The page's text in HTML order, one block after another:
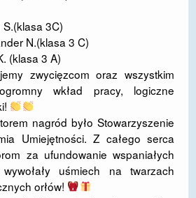
S.(klasa 3C)
N.(klasa 3 C)
(klasa 3 A)
zwycięzcom oraz wszystkim
wkład pracy, logiczne
nagród było Stowarzyszenie
Umiejętności. Z całego serca
za ufundowanie wspaniałych
uśmiech na twarzach
orłów!